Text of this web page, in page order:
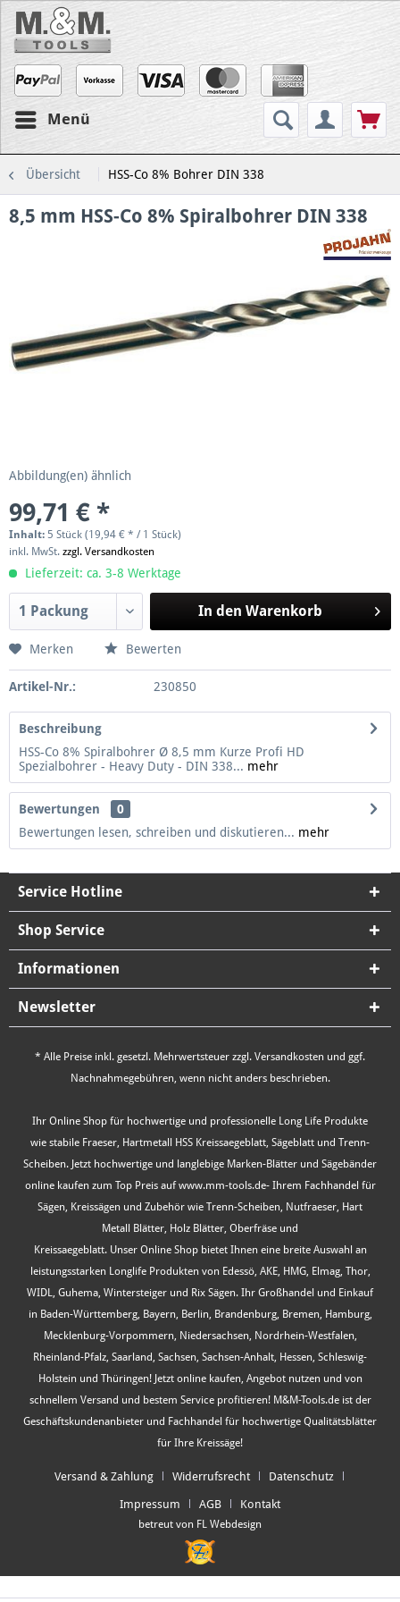
Menü
Übersicht HSS-Co 8% Bohrer DIN 338
8,5 mm HSS-Co 8% Spiralbohrer DIN 338
Abbildung(en) ähnlich
99,71 € *
Inhalt: 5 Stück (19,94 € * / 1 Stück)
inkl. MwSt. zzgl. Versandkosten
Lieferzeit: ca. 3-8 Werktage
In den Warenkorb
Merken Bewerten
Artikel-Nr.: 230850
Beschreibung
HSS-Co 8% Spiralbohrer Ø 8,5 mm Kurze Profi HD
Spezialbohrer - Heavy Duty - DIN 338... mehr
Bewertungen
0
Bewertungen lesen, schreiben und diskutieren... mehr
Service Hotline
Shop Service
Informationen
Newsletter
* Alle Preise inkl. gesetzl. Mehrwertsteuer zzgl. Versandkosten und ggf.
Nachnahmegebühren, wenn nicht anders beschrieben.
Ihr Online Shop für hochwertige und professionelle Long Life Produkte
wie stabile Fraeser, Hartmetall HSS Kreissaegeblatt, Sägeblatt und Trenn-
Scheiben. Jetzt hochwertige und langlebige Marken-Blätter und Sägebänder
online kaufen zum Top Preis auf www.mm-tools.de- Ihrem Fachhandel für
Sägen, Kreissägen und Zubehör wie Trenn-Scheiben, Nutfraeser, Hart
Metall Blätter, Holz Blätter, Oberfräse und
Kreissaegeblatt. Unser Online Shop bietet Ihnen eine breite Auswahl an
leistungsstarken Longlife Produkten von Edessö, AKE, HMG, Elmag, Thor,
WIDL, Guhema, Wintersteiger und Rix Sägen. Ihr Großhandel und Einkauf
in Baden-Württemberg, Bayern, Berlin, Brandenburg, Bremen, Hamburg,
Mecklenburg-Vorpommern, Niedersachsen, Nordrhein-Westfalen,
Rheinland-Pfalz, Saarland, Sachsen, Sachsen-Anhalt, Hessen, Schleswig-
Holstein und Thüringen! Jetzt online kaufen, Angebot nutzen und von
schnellem Versand und bestem Service profitieren! M&M-Tools.de ist der
Geschäftskundenanbieter und Fachhandel für hochwertige Qualitätsblätter
für Ihre Kreissäge!
Versand & Zahlung Widerrufsrecht Datenschutz
Impressum AGB Kontakt
betreut von FL Webdesign